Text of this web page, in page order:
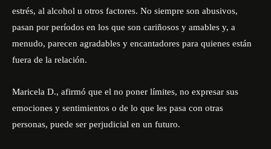
estrés, al alcohol u otros factores. No siempre son abusivos,
pasan por períodos en los que son cariñosos y amables y, a
menudo, parecen agradables y encantadores para quienes están
fuera de la relación.
Maricela D., afirmó que el no poner límites, no expresar sus
emociones y sentimientos o de lo que les pasa con otras
personas, puede ser perjudicial en un futuro.